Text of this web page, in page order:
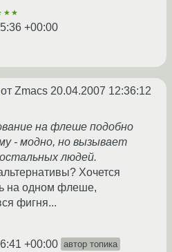
+00:00
от Zmacs 20.04.2007 12:36:12
на флеше подобно
- модно, но вызывает
людей.
Хочется
на одном флеше,
фигня...
+00:00 автор топика